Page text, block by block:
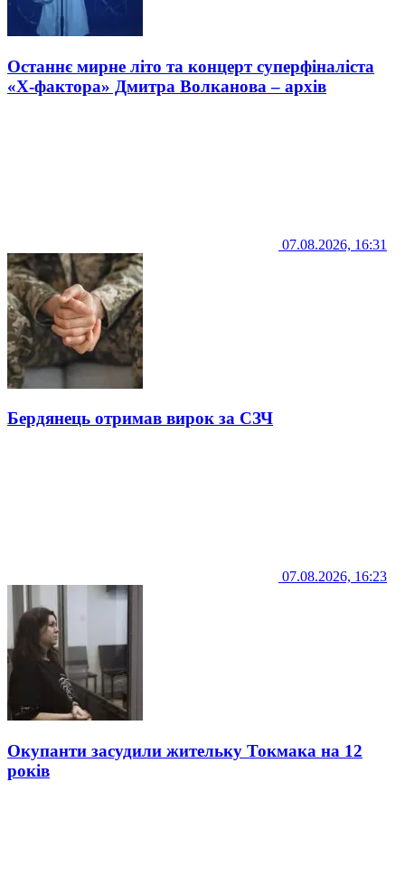
Останнє мирне літо та концерт суперфіналіста
«Х-фактора» Дмитра Волканова – архів
07.08.2026, 16:31
Бердянець отримав вирок за СЗЧ
07.08.2026, 16:23
Окупанти засудили жительку Токмака на 12
років